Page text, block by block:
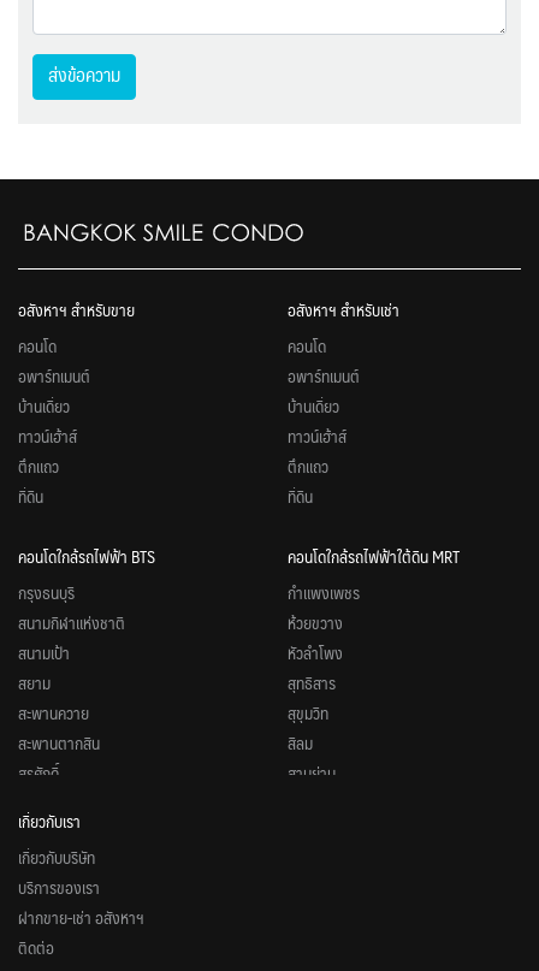
ส่งข้อความ
อสังหาฯ สำหรับขาย
คอนโด
อพาร์ทเมนต์
บ้านเดี่ยว
ทาวน์เฮ้าส์
ตึกแถว
ที่ดิน
อสังหาฯ สำหรับเช่า
คอนโด
อพาร์ทเมนต์
บ้านเดี่ยว
ทาวน์เฮ้าส์
ตึกแถว
ที่ดิน
คอนโดใกล้รถไฟฟ้า BTS
กรุงธนบุรี
สนามกีฬาแห่งชาติ
สนามเป้า
สยาม
สะพานควาย
สะพานตากสิน
สุรศักดิ์
อนุสาวรีย์ชัยสมรภูมิ
อารีย์
อุดมสุข
อโศก
อ่อนนุช
คอนโดใกล้รถไฟฟ้าใต้ดิน MRT
กำแพงเพชร
ห้วยขวาง
หัวลำโพง
สุทธิสาร
สุขุมวิท
สีลม
สามย่าน
เกี่ยวกับเรา
เกี่ยวกับบริษัท
บริการของเรา
ฝากขาย-เช่า อสังหาฯ
ติดต่อ